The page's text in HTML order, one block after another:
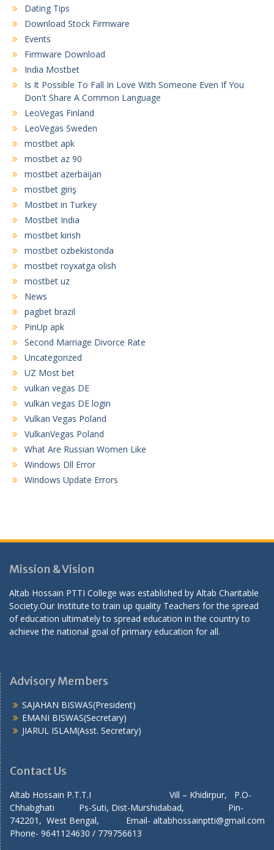
Dating Tips
Download Stock Firmware
Events
Firmware Download
India Mostbet
Is It Possible To Fall In Love With Someone Even If You
Don't Share A Common Language
LeoVegas Finland
LeoVegas Sweden
mostbet apk
mostbet az 90
mostbet azerbaijan
mostbet giriş
Mostbet in Turkey
Mostbet India
mostbet kirish
mostbet ozbekistonda
mostbet royxatga olish
mostbet uz
News
pagbet brazil
PinUp apk
Second Marriage Divorce Rate
Uncategorized
UZ Most bet
vulkan vegas DE
vulkan vegas DE login
Vulkan Vegas Poland
VulkanVegas Poland
What Are Russian Women Like
Windows Dll Error
Windows Update Errors
Mission & Vision
Altab Hossain PTTI College was established by Altab Charitable
Society.Our Institute to train up quality Teachers for the spread
of education ultimately to spread education in the country to
achieve the national goal of primary education for all.
Advisory Members
SAJAHAN BISWAS(President)
EMANI BISWAS(Secretary)
JIARUL ISLAM(Asst. Secretary)
Contact Us
Altab Hossain P.T.T.I Vill – Khidirpur, P.O-
Chhabghati Ps-Suti, Dist-Murshidabad, Pin-
742201, West Bengal, Email- altabhossainptti@gmail.com
Phone- 9641124630 / 779756613